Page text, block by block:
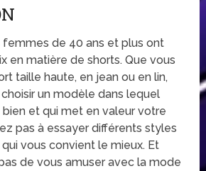
femmes de 40 ans et plus ont
en matière de shorts. Que vous
taille haute, en jean ou en lin,
un modèle dans lequel
et qui met en valeur votre
pas à essayer différents styles
vous convient le mieux. Et
de vous amuser avec la mode